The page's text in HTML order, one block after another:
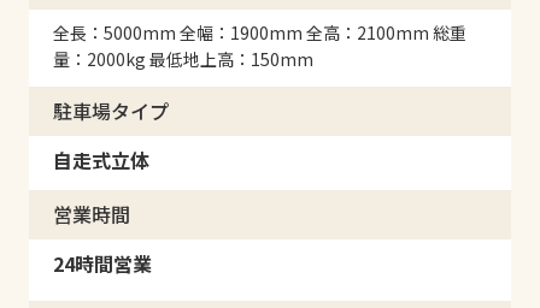
全長：5000mm 全幅：1900mm 全高：2100mm 総重
量：2000kg 最低地上高：150mm
駐車場タイプ
自走式立体
営業時間
24時間営業